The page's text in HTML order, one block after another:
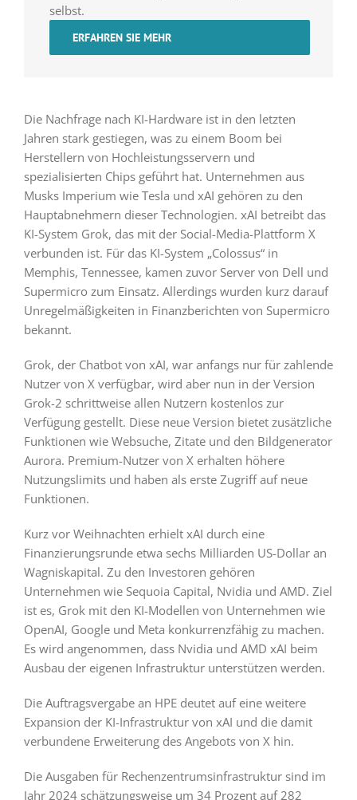
selbst.
ERFAHREN SIE MEHR
Die Nachfrage nach KI-Hardware ist in den letzten
Jahren stark gestiegen, was zu einem Boom bei
Herstellern von Hochleistungsservern und
spezialisierten Chips geführt hat. Unternehmen aus
Musks Imperium wie Tesla und xAI gehören zu den
Hauptabnehmern dieser Technologien. xAI betreibt das
KI-System Grok, das mit der Social-Media-Plattform X
verbunden ist. Für das KI-System „Colossus“ in
Memphis, Tennessee, kamen zuvor Server von Dell und
Supermicro zum Einsatz. Allerdings wurden kurz darauf
Unregelmäßigkeiten in Finanzberichten von Supermicro
bekannt.
Grok, der Chatbot von xAI, war anfangs nur für zahlende
Nutzer von X verfügbar, wird aber nun in der Version
Grok-2 schrittweise allen Nutzern kostenlos zur
Verfügung gestellt. Diese neue Version bietet zusätzliche
Funktionen wie Websuche, Zitate und den Bildgenerator
Aurora. Premium-Nutzer von X erhalten höhere
Nutzungslimits und haben als erste Zugriff auf neue
Funktionen.
Kurz vor Weihnachten erhielt xAI durch eine
Finanzierungsrunde etwa sechs Milliarden US-Dollar an
Wagniskapital. Zu den Investoren gehören
Unternehmen wie Sequoia Capital, Nvidia und AMD. Ziel
ist es, Grok mit den KI-Modellen von Unternehmen wie
OpenAI, Google und Meta konkurrenzfähig zu machen.
Es wird angenommen, dass Nvidia und AMD xAI beim
Ausbau der eigenen Infrastruktur unterstützen werden.
Die Auftragsvergabe an HPE deutet auf eine weitere
Expansion der KI-Infrastruktur von xAI und die damit
verbundene Erweiterung des Angebots von X hin.
Die Ausgaben für Rechenzentrumsinfrastruktur sind im
Jahr 2024 schätzungsweise um 34 Prozent auf 282